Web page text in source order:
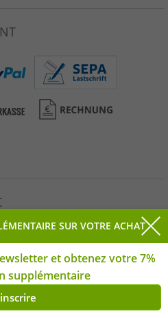
* Prix de vente conseillé par
2026 Outlet46.de GmbH Tous
vendredi | *(ALLE)
SUR VOTRE ACHAT
et obtenez votre 7%
supplémentaire